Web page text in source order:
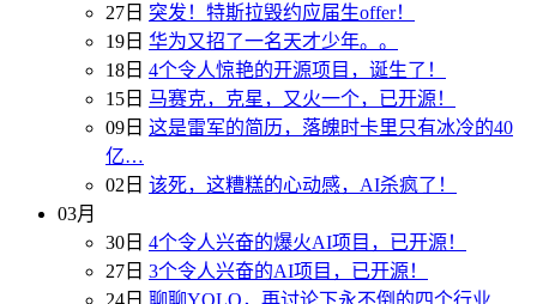
27日 突发！特斯拉毁约应届生offer！
19日 华为又招了一名天才少年。。
18日 4个令人惊艳的开源项目，诞生了！
15日 马赛克，克星，又火一个，已开源！
09日 这是雷军的简历，落魄时卡里只有冰冷的40
亿…
02日 该死，这糟糕的心动感，AI杀疯了！
03月
30日 4个令人兴奋的爆火AI项目，已开源！
27日 3个令人兴奋的AI项目，已开源！
24日 聊聊YOLO，再讨论下永不倒的四个行业